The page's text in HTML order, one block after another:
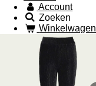
Account
Zoeken
Winkelwagen